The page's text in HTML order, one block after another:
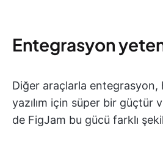
Entegrasyon
Diğer araçlarla entegrasyon,
yazılım için süper bir güçtür
de FigJam bu gücü farklı